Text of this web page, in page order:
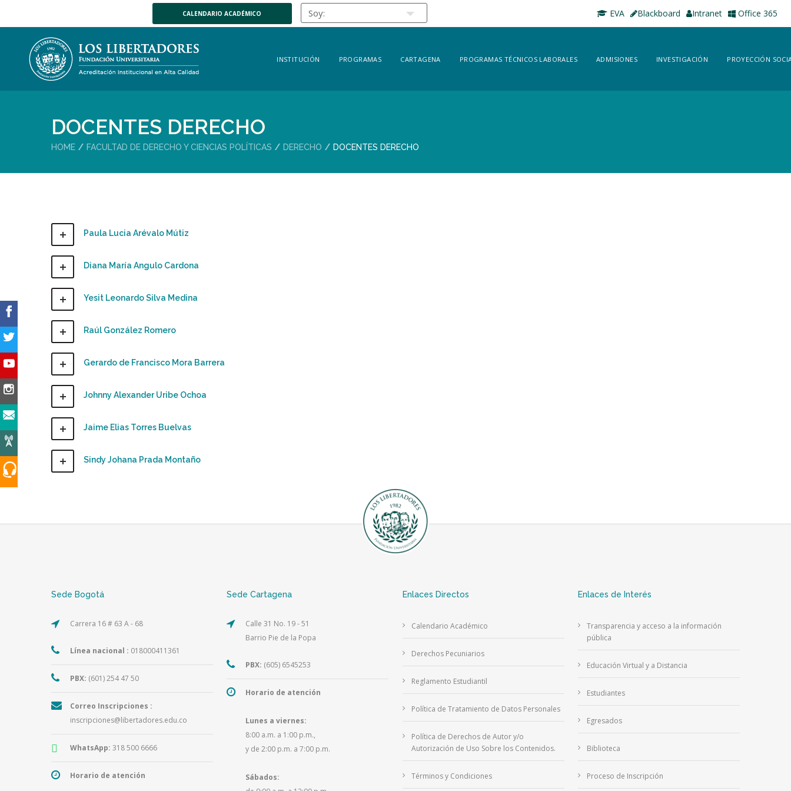
CALENDARIO ACADÉMICO EVA Blackboard Intranet Office 365
INSTITUCIÓN PROGRAMAS CARTAGENA PROGRAMAS TÉCNICOS LABORALES ADMISIONES INVESTIGACIÓN PROYECCIÓN
DOCENTES DERECHO
HOME FACULTAD DE DERECHO Y CIENCIAS POLÍTICAS DERECHO DOCENTES DERECHO
Paula Lucia Arévalo Mútiz
Diana María Angulo Cardona
Yesit Leonardo Silva Medina
Raúl González Romero
Gerardo de Francisco Mora Barrera
Johnny Alexander Uribe Ochoa
Jaime Elias Torres Buelvas
Sindy Johana Prada Montaño
Sede Bogotá
Carrera 16 # 63 A - 68
Línea nacional : 018000411361
PBX: (601) 254 47 50
Correo Inscripciones :
inscripciones@libertadores.edu.co
WhatsApp: 318 500 6666
Horario de atención
Sede Cartagena
Calle 31 No. 19 - 51
Barrio Pie de la Popa
PBX: (605) 6545253
Horario de atención
Lunes a viernes:
8:00 a.m. a 1:00 p.m.,
y de 2:00 p.m. a 7:00 p.m.
Sábados:
Enlaces Directos
Calendario Académico
Derechos Pecuniarios
Reglamento Estudiantil
Política de Tratamiento de Datos Personales
Política de Derechos de Autor y/o
Autorización de Uso Sobre los Contenidos.
Términos y Condiciones
Enlaces de Interés
Transparencia y acceso a la información
pública
Educación Virtual y a Distancia
Estudiantes
Egresados
Biblioteca
Proceso de Inscripción